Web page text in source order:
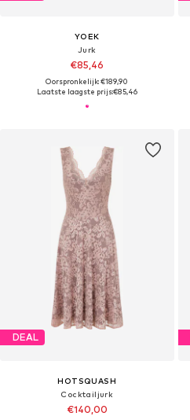
YOEK
Jurk
€85,46
Oorspronkelijk: €189,90
Laatste laagste prijs:€85,46
DEAL
HOTSQUASH
Cocktailjurk
€140,00